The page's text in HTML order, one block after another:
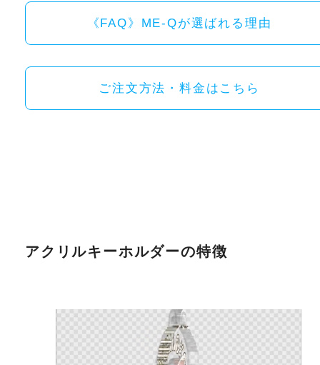
《FAQ》ME-Qが選ばれる理由
ご注文方法・料金はこちら
アクリルキーホルダーの特徴